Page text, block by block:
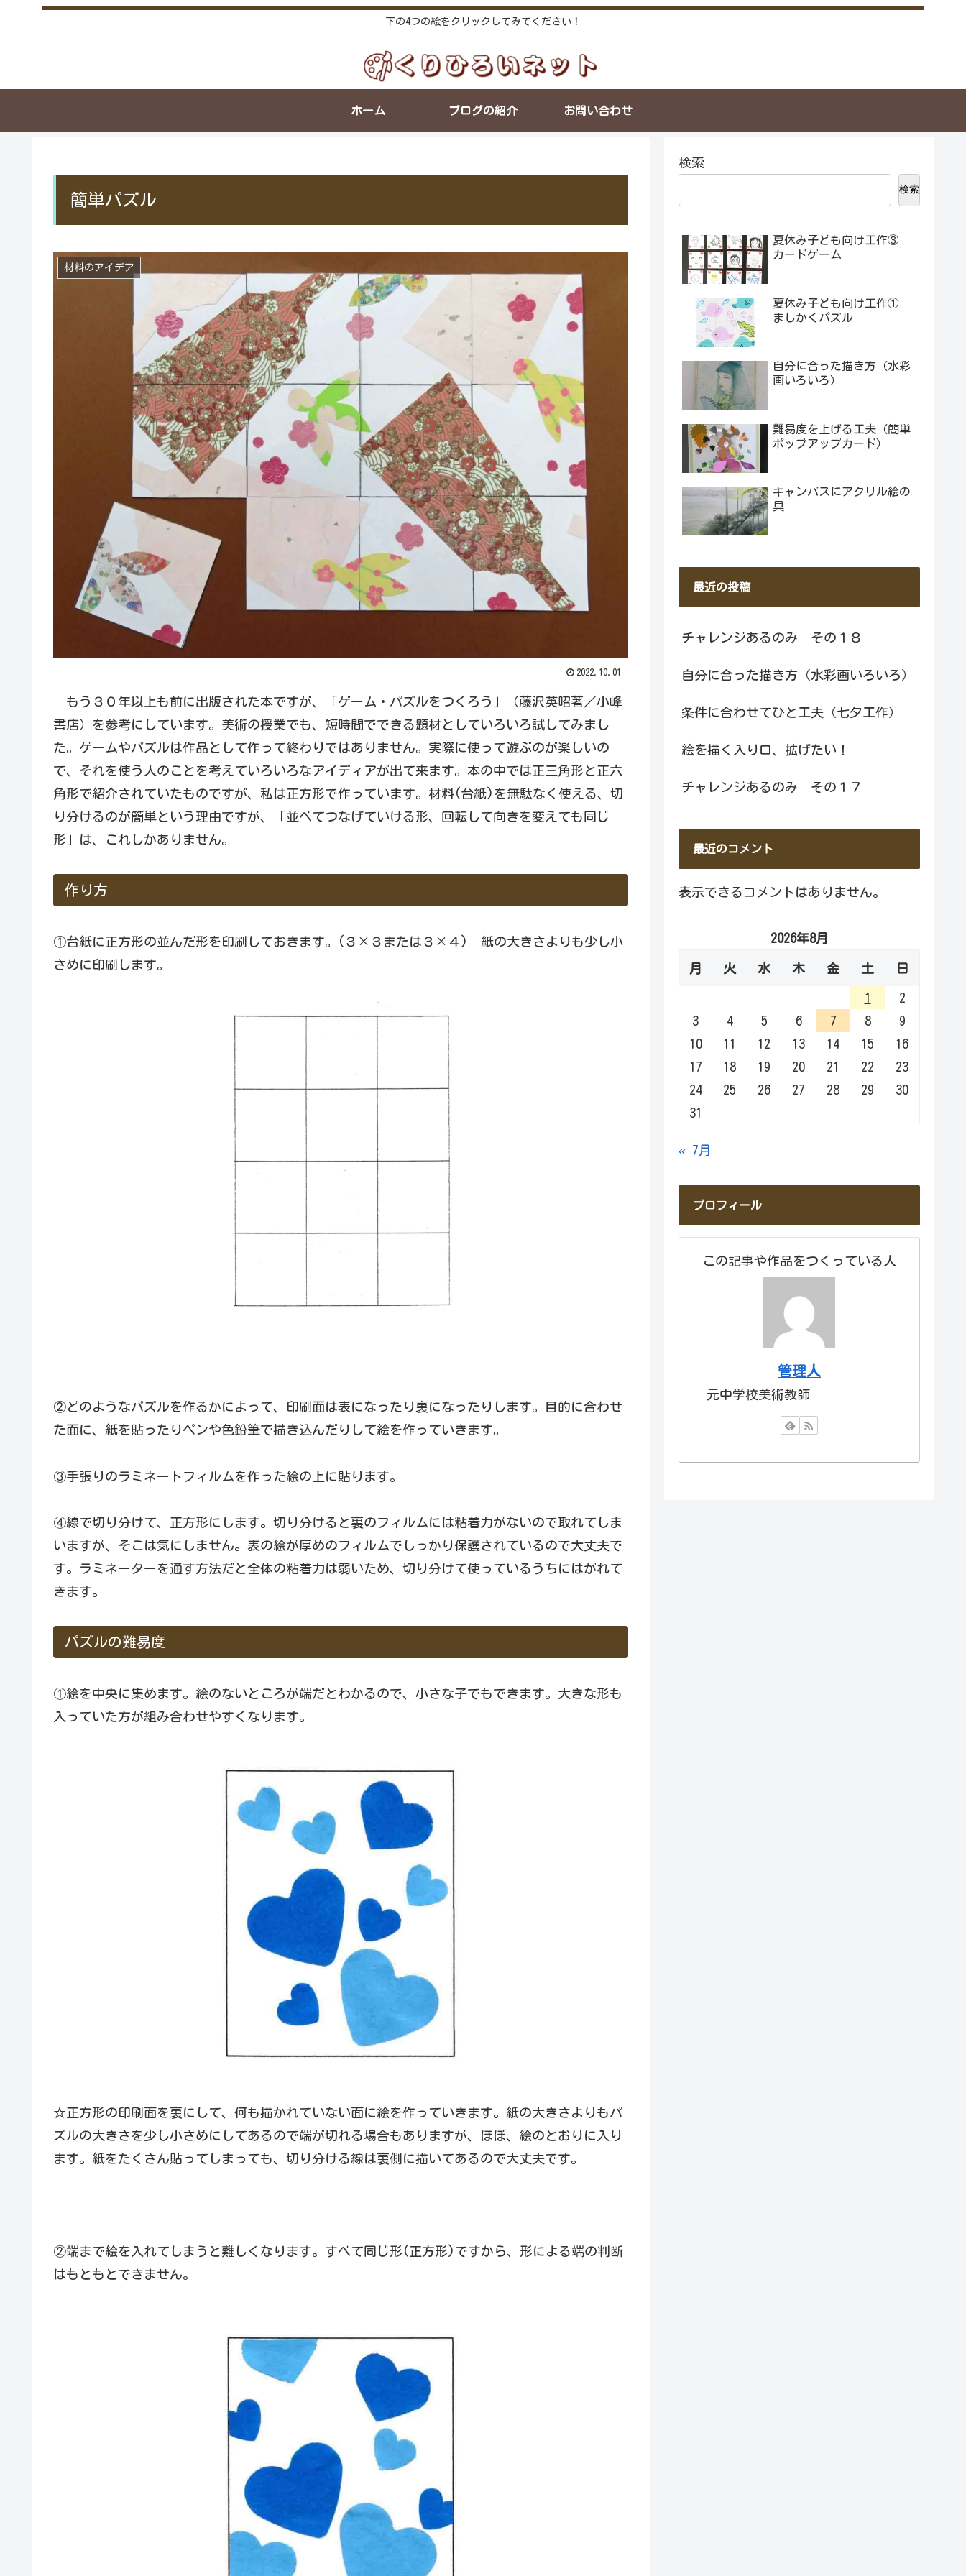
下の4つの絵をクリックしてみてください！
ホーム ブログの紹介 お問い合わせ
簡単パズル
材料のアイデア
2022.10.01
もう３０年以上も前に出版された本ですが、「ゲーム・パズルをつくろう」（藤沢英昭著／小峰
書店）を参考にしています。美術の授業でも、短時間でできる題材としていろいろ試してみまし
た。ゲームやパズルは作品として作って終わりではありません。実際に使って遊ぶのが楽しいの
で、それを使う人のことを考えていろいろなアイディアが出て来ます。本の中では正三角形と正六
角形で紹介されていたものですが、私は正方形で作っています。材料(台紙)を無駄なく使える、切
り分けるのが簡単という理由ですが、「並べてつなげていける形、回転して向きを変えても同じ
形」は、これしかありません。
作り方
①台紙に正方形の並んだ形を印刷しておきます。(３×３または３×４) 紙の大きさよりも少し小
さめに印刷します。
②どのようなパズルを作るかによって、印刷面は表になったり裏になったりします。目的に合わせ
た面に、紙を貼ったりペンや色鉛筆で描き込んだりして絵を作っていきます。
③手張りのラミネートフィルムを作った絵の上に貼ります。
④線で切り分けて、正方形にします。切り分けると裏のフィルムには粘着力がないので取れてしま
いますが、そこは気にしません。表の絵が厚めのフィルムでしっかり保護されているので大丈夫で
す。ラミネーターを通す方法だと全体の粘着力は弱いため、切り分けて使っているうちにはがれて
きます。
パズルの難易度
①絵を中央に集めます。絵のないところが端だとわかるので、小さな子でもできます。大きな形も
入っていた方が組み合わせやすくなります。
☆正方形の印刷面を裏にして、何も描かれていない面に絵を作っていきます。紙の大きさよりもパ
ズルの大きさを少し小さめにしてあるので端が切れる場合もありますが、ほぼ、絵のとおりに入り
ます。紙をたくさん貼ってしまっても、切り分ける線は裏側に描いてあるので大丈夫です。
②端まで絵を入れてしまうと難しくなります。すべて同じ形(正方形)ですから、形による端の判断
はもともとできません。
検索
検索
夏休み子ども向け工作③
カードゲーム
夏休み子ども向け工作①
ましかくパズル
自分に合った描き方（水彩
画いろいろ）
難易度を上げる工夫（簡単
ポップアップカード）
キャンバスにアクリル絵の
具
最近の投稿
チャレンジあるのみ その１８
自分に合った描き方（水彩画いろいろ）
条件に合わせてひと工夫（七夕工作）
絵を描く入り口、拡げたい！
チャレンジあるのみ その１７
最近のコメント
表示できるコメントはありません。
2026年8月
月 火 水 木 金 土 日
1
2
3
4 5 6 7 8
9
10
11 12 13 14 15
16
17
18 19 20 21 22
23
24
25 26 27 28 29
30
31
« 7月
プロフィール
この記事や作品をつくっている人
管理人
元中学校美術教師